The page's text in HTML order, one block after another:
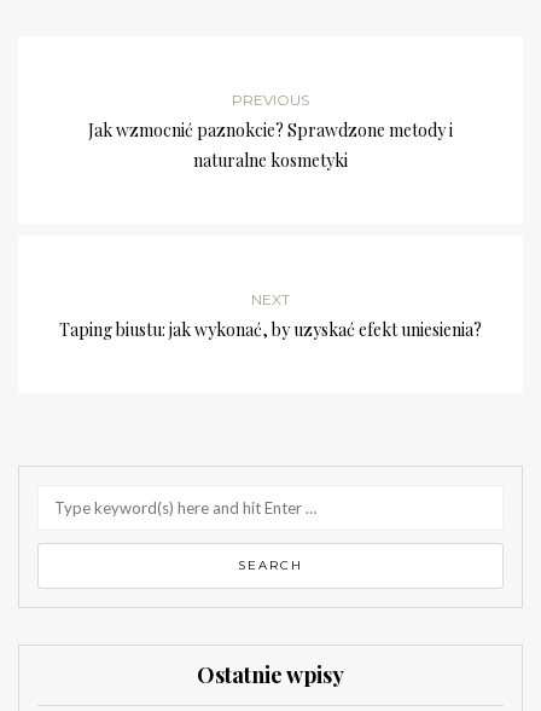
PREVIOUS
Jak wzmocnić paznokcie? Sprawdzone metody i
naturalne kosmetyki
NEXT
Taping biustu: jak wykonać, by uzyskać efekt uniesienia?
Ostatnie wpisy